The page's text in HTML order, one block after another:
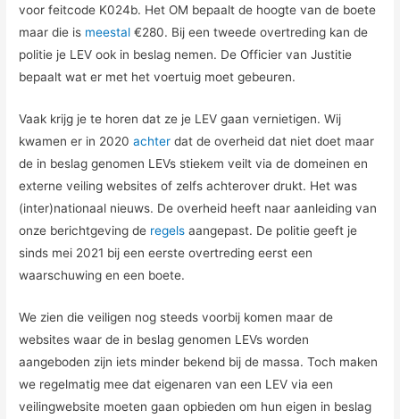
voor feitcode K024b. Het OM bepaalt de hoogte van de boete
maar die is meestal €280. Bij een tweede overtreding kan de
politie je LEV ook in beslag nemen. De Officier van Justitie
bepaalt wat er met het voertuig moet gebeuren.
Vaak krijg je te horen dat ze je LEV gaan vernietigen. Wij
kwamen er in 2020achter dat de overheid dat niet doet maar
de in beslag genomen LEVs stiekem veilt via de domeinen en
externe veiling websites of zelfs achterover drukt. Het was
(inter)nationaal nieuws. De overheid heeft naar aanleiding van
onze berichtgeving de regels aangepast. De politie geeft je
sinds mei 2021 bij een eerste overtreding eerst een
waarschuwing en een boete.
We zien die veiligen nog steeds voorbij komen maar de
websites waar de in beslag genomen LEVs worden
aangeboden zijn iets minder bekend bij de massa. Toch maken
we regelmatig mee dat eigenaren van een LEV via een
veilingwebsite moeten gaan opbieden om hun eigen in beslag